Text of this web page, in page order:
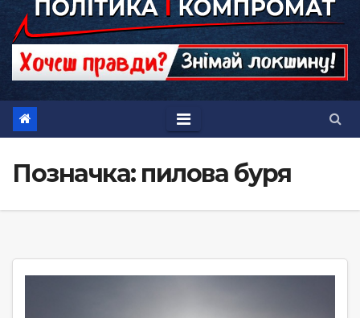
Позначка: пилова буря